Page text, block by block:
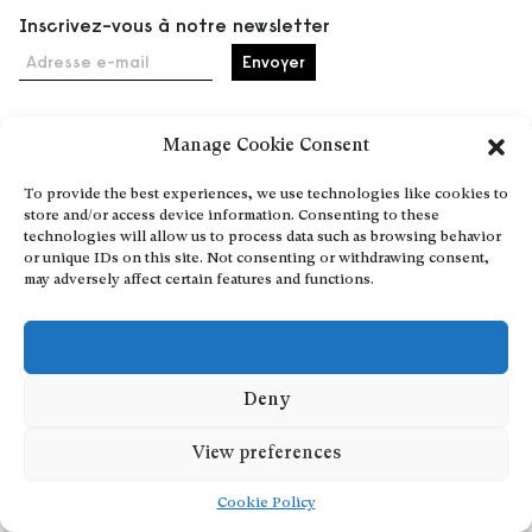
Manage Cookie Consent
To provide the best experiences, we use technologies like cookies to
store and/or access device information. Consenting to these
technologies will allow us to process data such as browsing behavior
or unique IDs on this site. Not consenting or withdrawing consent,
may adversely affect certain features and functions.
Deny
View preferences
Cookie Policy
Inscrivez-vous à notre newsletter
Adresse e-mail
Événements
À propos
Partenaires
Conditions générales
Confidentialité et cookies
Communiquer votre événement